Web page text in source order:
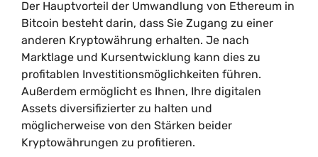
Der Hauptvorteil der Umwandlung von Ethereum in
Bitcoin besteht darin, dass Sie Zugang zu einer
anderen Kryptowährung erhalten. Je nach
Marktlage und Kursentwicklung kann dies zu
profitablen Investitionsmöglichkeiten führen.
Außerdem ermöglicht es Ihnen, Ihre digitalen
Assets diversifizierter zu halten und
möglicherweise von den Stärken beider
Kryptowährungen zu profitieren.